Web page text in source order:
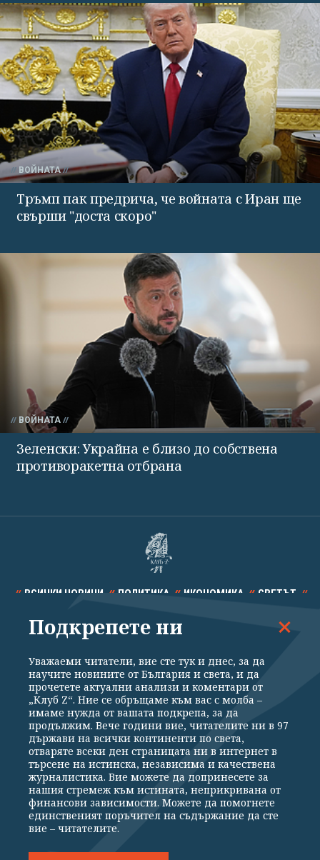
ВОЙНАТА
Тръмп пак предрича, че войната с Иран ще
свърши "доста скоро"
ВОЙНАТА
Зеленски: Украйна е близо до собствена
противоракетна отбрана
ВСИЧКИ НОВИНИ ПОЛИТИКА ИКОНОМИКА СВЕТЪТ
СПОРТ КУЛТУРА ТЕХНОЛОГИИ КАЛЕЙДОСКОП
Общи условия
Политика за поверителност
Реклама
Партньори Контакти
За Клуб Z
Екип
Подкрепете ни
Издател на www.clubz.bg е „Клуб Зебра Медия“ ЕООД, София, ул. "Алеко
Константинов" 3. Всички права запазени 2026 „Клуб Зебра Медия“
Препечатването на материали, снимки и видео от www.clubz.bg без
Подкрепете ни
Уважаеми читатели, вие сте тук и днес, за да
научите новините от България и света, и да
прочетете актуални анализи и коментари от
„Клуб Z“. Ние се обръщаме към вас с молба –
имаме нужда от вашата подкрепа, за да
продължим. Вече години вие, читателите ни в 97
държави на всички континенти по света,
отваряте всеки ден страницата ни в интернет в
търсене на истинска, независима и качествена
журналистика. Вие можете да допринесете за
нашия стремеж към истината, неприкривана от
финансови зависимости. Можете да помогнете
единственият поръчител на съдържание да сте
вие – читателите.